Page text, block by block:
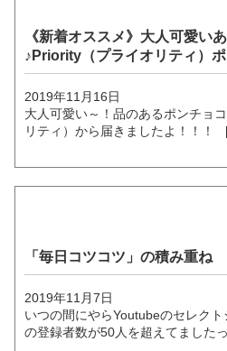
《新着オススメ》大人可愛い
♪Priority（プライオリティ）
2019年11月16日
大人可愛い～！品のあるポンチョ
リティ）から届きましたよ！！
「毎日コツコツ」の積み重ね
2019年11月7日
いつの間にやらYoutubeのセレク
の登録者数が50人を超えてました